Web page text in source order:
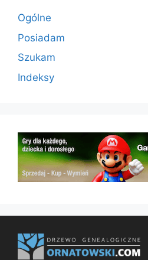
Ogólne
Posiadam
Szukam
Indeksy